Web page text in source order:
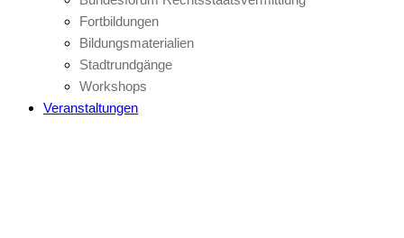
Fortbildungen
Bildungsmaterialien
Stadtrundgänge
Workshops
Veranstaltungen